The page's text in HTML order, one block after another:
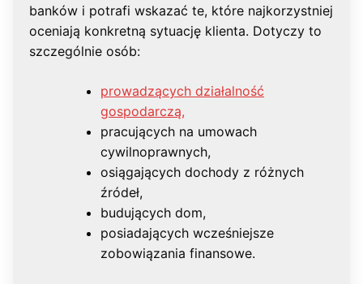
banków i potrafi wskazać te, które najkorzystniej
oceniają konkretną sytuację klienta. Dotyczy to
szczególnie osób:
prowadzących działalność
gospodarczą,
pracujących na umowach
cywilnoprawnych,
osiągających dochody z różnych
źródeł,
budujących dom,
posiadających wcześniejsze
zobowiązania finansowe.